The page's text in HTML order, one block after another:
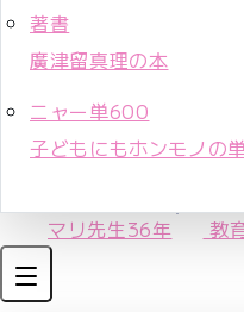
著書
廣津留真理の本
ニャー単600
子どもにもホンモノの
マリ先生36年 教